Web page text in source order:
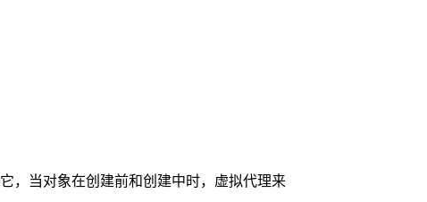
，当对象在创建前和创建中时，虚拟代理来